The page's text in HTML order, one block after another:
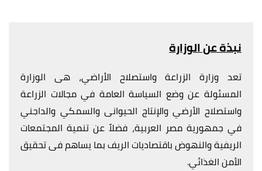
نبذة عن الوزارة
تعد وزارة الزراعة واستصلاح الأراضي، هى الوزارة
المسئولة عن وضع السياسة العامة في مجالات الزراعة
واستصلاح الأرضي والإنتاج الحيوانى والسمكي والداجني
في جمهورية مصر العربية، فضلاً عن تنمية المجتمعات
الريفية والنهوض باقتصاديات الريف بما يساهم فى تحقيق
الأمن الغذائي.